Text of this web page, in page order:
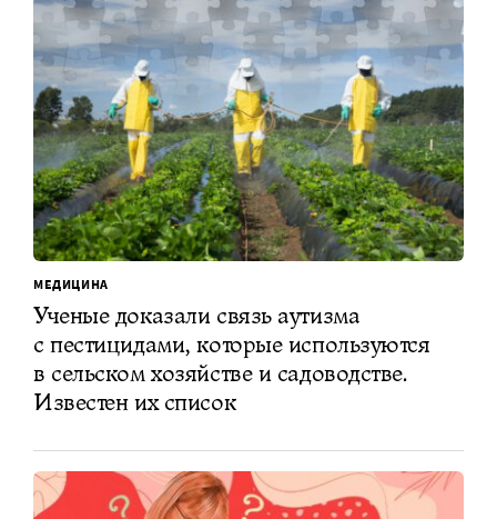
МЕДИЦИНА
Ученые доказали связь аутизма
с пестицидами, которые используются
в сельском хозяйстве и садоводстве.
Известен их список